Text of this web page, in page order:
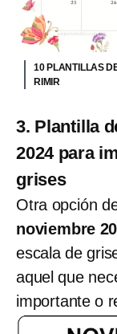
10 PLANTILLAS
RIMIR
3. Plantilla
2024 para
grises
Otra opción
noviembre
escala de
aquel que
importante o